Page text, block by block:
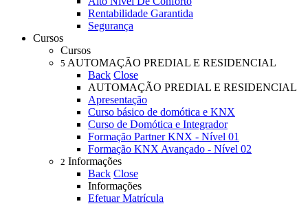
Rentabilidade Garantida
Segurança
Cursos
Cursos
5 AUTOMAÇÃO PREDIAL E RESIDENCIAL
Back Close
AUTOMAÇÃO PREDIAL E RESIDENCIAL
Apresentação
Curso básico de domótica e KNX
Curso de Domótica e Integrador
Formação Partner KNX - Nível 01
Formação KNX Avançado - Nível 02
2 Informações
Back Close
Informações
Efetuar Matrícula